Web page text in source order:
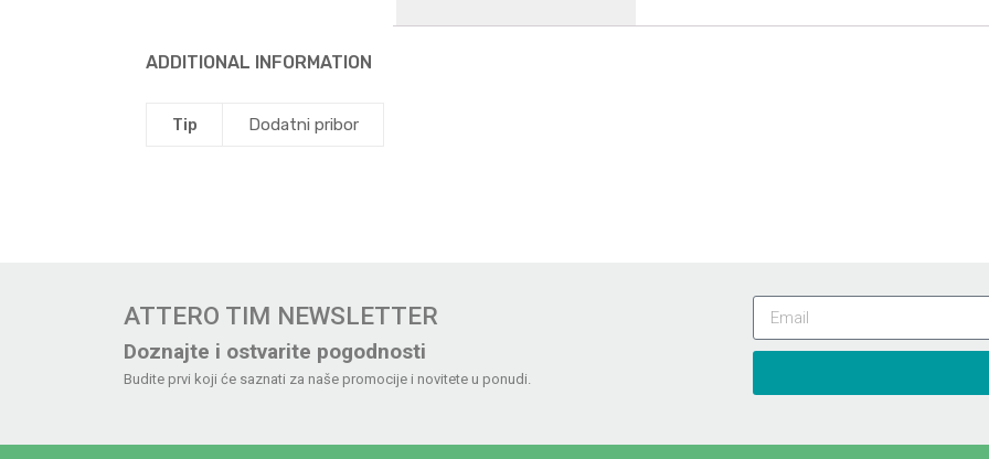
ADDITIONAL INFORMATION
Tip Dodatni pribor
ATTERO TIM NEWSLETTER
Doznajte i ostvarite pogodnosti
Budite prvi koji će saznati za naše promocije i novitete u ponudi.